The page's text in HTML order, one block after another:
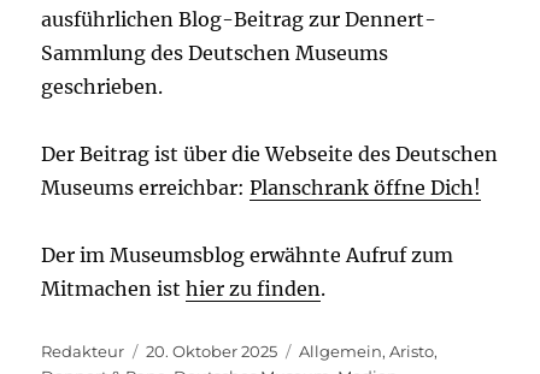
ausführlichen Blog-Beitrag zur Dennert-
Sammlung des Deutschen Museums
geschrieben.
Der Beitrag ist über die Webseite des Deutschen
Museums erreichbar:Planschrank öffne Dich!
Der im Museumsblog erwähnte Aufruf zum
Mitmachen isthier zu finden.
Autor
Redakteur
Veröffentlicht
20. Oktober 2025 Kategorien
Allgemein,Aristo,